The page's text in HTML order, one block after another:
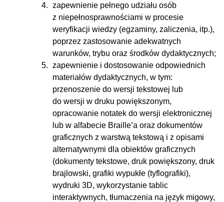
zapewnienie pełnego udziału osób
z niepełnosprawnościami w procesie
weryfikacji wiedzy (egzaminy, zaliczenia, itp.),
poprzez zastosowanie adekwatnych
warunków, trybu oraz środków dydaktycznych;
zapewnienie i dostosowanie odpowiednich
materiałów dydaktycznych, w tym:
przenoszenie do wersji tekstowej lub
do wersji w druku powiększonym,
opracowanie notatek do wersji elektronicznej
lub w alfabecie Braille’a oraz dokumentów
graficznych z warstwą tekstową i z opisami
alternatywnymi dla obiektów graficznych
(dokumenty tekstowe, druk powiększony, druk
brajlowski, grafiki wypukłe (tyflografiki),
wydruki 3D, wykorzystanie tablic
interaktywnych, tłumaczenia na język migowy,